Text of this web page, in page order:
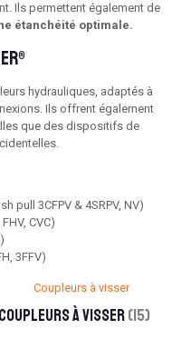
Ils permettent également de
étanchéité optimale.
hydrauliques, adaptés à
Ils offrent également
que des dispositifs de
pull 3CFPV & 4SRPV, NV)
CVC)
3FFV)
Coupleurs à visser(15)